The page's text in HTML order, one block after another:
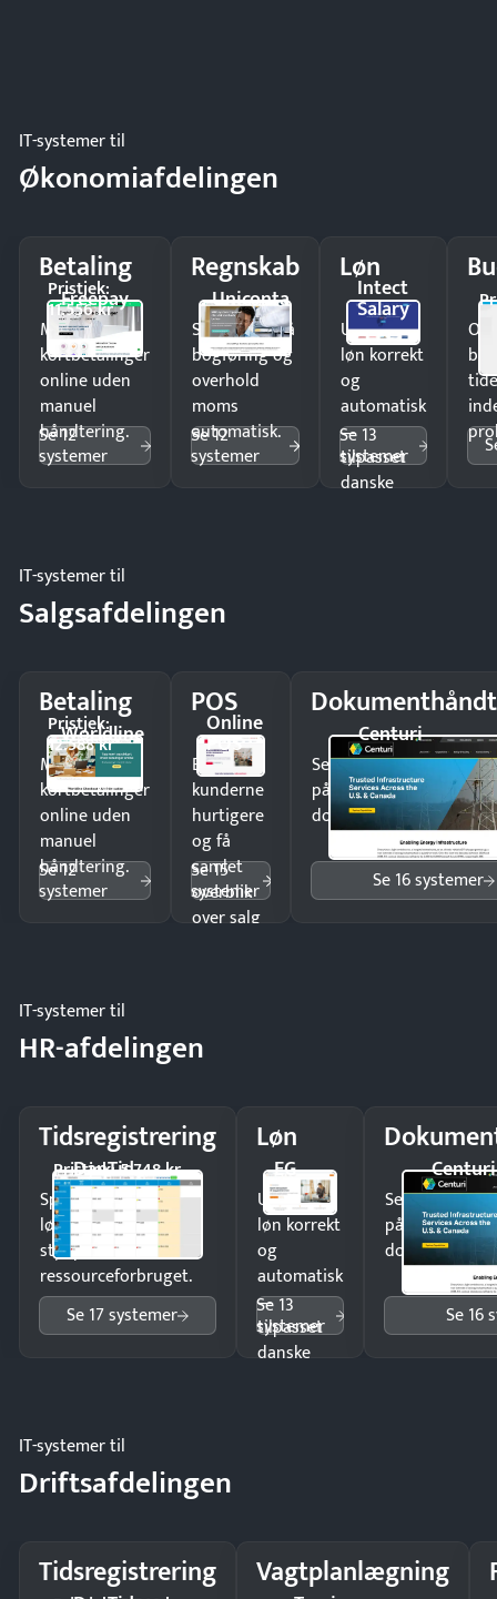
IT-systemer til
Økonomiafdelingen
Betaling
Freepay
Pristjek:
11.556 kr
Modtag
kortbetalinger
online uden
manuel
håndtering.
Se 12
systemer
Regnskab
Uniconta
Spar timer på
bogføring og
overhold
moms
automatisk.
Se 12
systemer
Løn
Intect
Salary
Udbetal
løn korrekt
og
automatisk
—
tilpasset
danske
Se 13
systemer
IT-systemer til
Salgsafdelingen
Betaling
Worldline
Pristjek:
12.588 kr
Modtag
kortbetalinger
online uden
manuel
håndtering.
Se 12
systemer
POS
Online
POS
Ekspedér
kunderne
hurtigere
og få
samlet
overblik
over salg
Se 15
systemer
Centuri
Send kontrakter til
på minutter og mist
dokumenter.
Se 16 systemer
IT-systemer til
HR-afdelingen
Tidsregistrering
DanTid
Pristjek: 5.748 kr
Spar tid på
lønberegning og få
styr på
ressourceforbruget.
Se 17 systemer
Løn
EG
Udbetal
løn korrekt
og
automatisk
—
tilpasset
danske
Se 13
systemer
Centuri
Send
på minutter
dokumenter.
Se 16
IT-systemer til
Driftsafdelingen
Tidsregistrering Vagtplanlægning